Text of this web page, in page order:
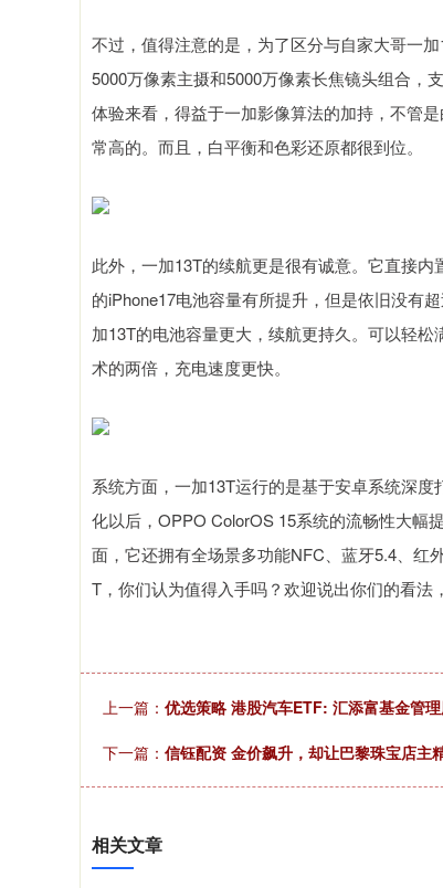
不过，值得注意的是，为了区分与自家大哥一
5000万像素主摄和5000万像素长焦镜头组合，
体验来看，得益于一加影像算法的加持，不管
常高的。而且，白平衡和色彩还原都很到位。
此外，一加13T的续航更是很有诚意。它直接
的iPhone17电池容量有所提升，但是依旧没有
加13T的电池容量更大，续航更持久。可以轻
术的两倍，充电速度更快。
系统方面，一加13T运行的是基于安卓系统深
化以后，OPPO ColorOS 15系统的流畅性大幅
面，它还拥有全场景多功能NFC、蓝牙5.4、红
T，你们认为值得入手吗？欢迎说出你们的看法
上一篇： 优选策略 港股汽车ETF: 汇添富基金管
下一篇： 信钰配资 金价飙升，却让巴黎珠宝店主
相关文章